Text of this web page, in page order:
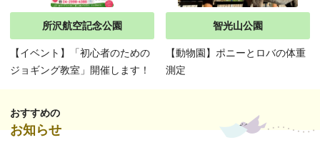
所沢航空記念公園
【イベント】「初心者のための
ジョギング教室」開催します！
智光山公園
【動物園】ポニーとロバの体重
測定
おすすめの
お知らせ